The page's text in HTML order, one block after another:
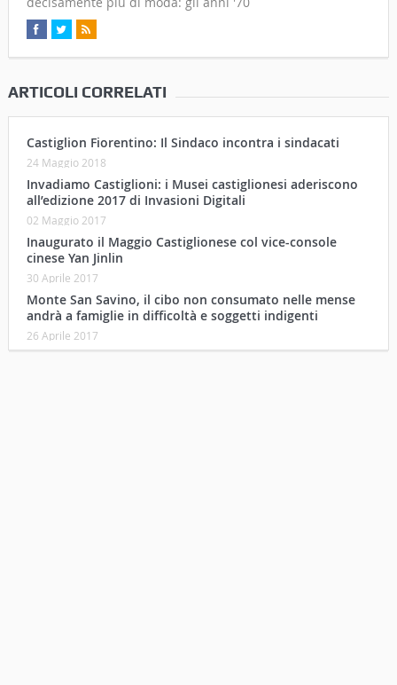
ARTICOLI CORRELATI
Castiglion Fiorentino: Il Sindaco incontra i sindacati
24 Maggio 2018
Invadiamo Castiglioni: i Musei castiglionesi aderiscono
all’edizione 2017 di Invasioni Digitali
02 Maggio 2017
Inaugurato il Maggio Castiglionese col vice-console
cinese Yan Jinlin
30 Aprile 2017
Monte San Savino, il cibo non consumato nelle mense
andrà a famiglie in difficoltà e soggetti indigenti
26 Aprile 2017